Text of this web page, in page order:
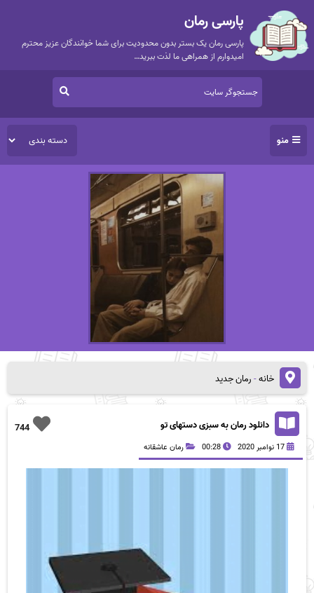
پارسی رمان
پارسی رمان یک بستر بدون محدودیت برای شما خوانندگان عزیز محترم
امیدوارم از همراهی ما لذت ببرید…
منو
خانه-رمان جدید
744 دانلود رمان به سبزی دستهای تو
17 نوامبر 2020 00:28 رمان عاشقانه